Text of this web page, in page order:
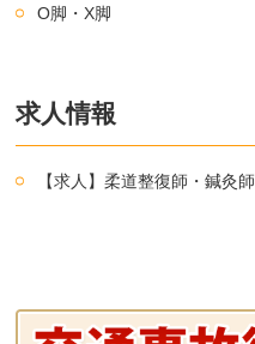
O脚・X脚
求人情報
【求人】柔道整復師・鍼灸師